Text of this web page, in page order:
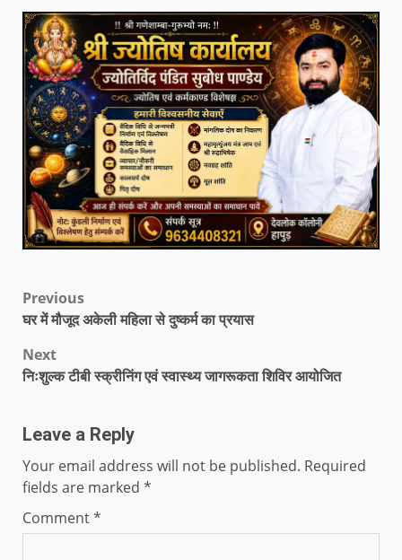
Previous
घर में मौजूद अकेली महिला से दुष्कर्म का प्रयास
Next
निःशुल्क टीबी स्क्रीनिंग एवं स्वास्थ्य जागरूकता शिविर आयोजित
Leave a Reply
Your email address will not be published. Required
fields are marked *
Comment*